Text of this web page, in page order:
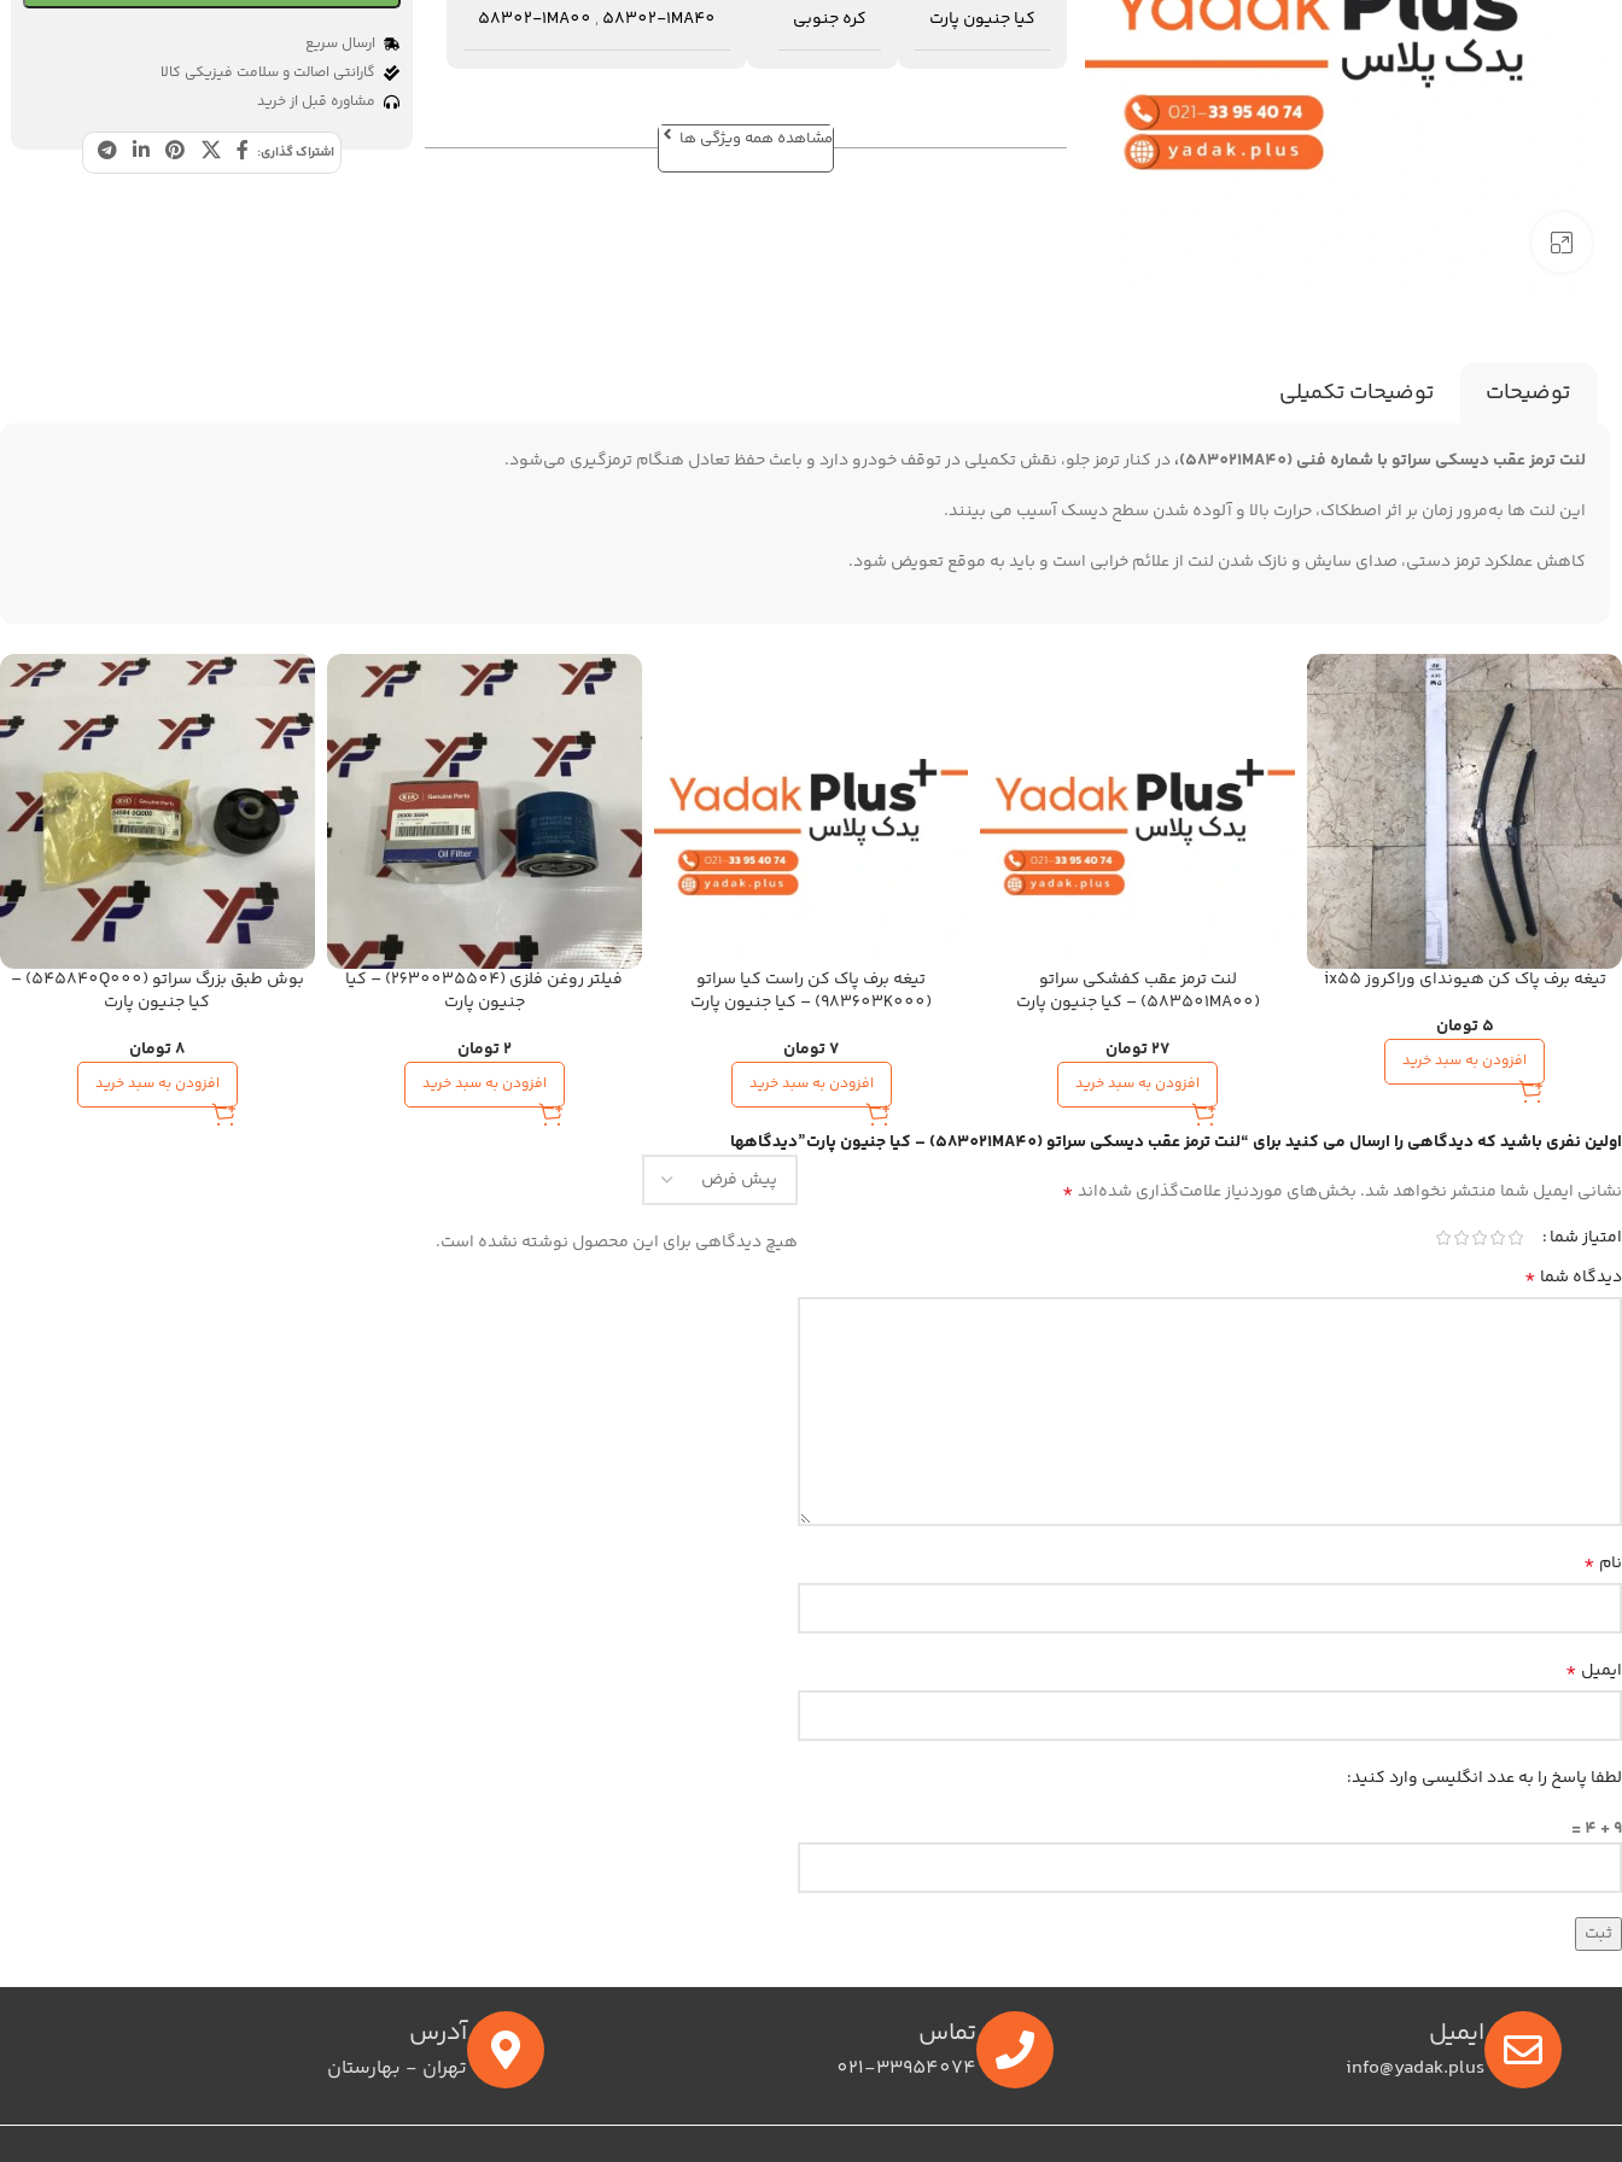
کیا جنیون پارت کره جنوبی 58302-1MA00 , 58302-1MA40
مشاهده همه ویژگی ها
ارسال سریع
گارانتی اصالت و سلامت فیزیکی کالا
مشاوره قبل از خرید
اشتراک گذاری:
توضیحات توضیحات تکمیلی
لنت ترمز عقب دیسکی سراتو با شماره فنی (583021MA40)،
در کنار ترمز جلو، نقش تکمیلی در توقف خودرو دارد و باعث حفظ تعادل هنگام ترمزگیری می‌شود.
این لنت‌ ها به‌مرور زمان بر اثر اصطکاک، حرارت بالا و آلوده شدن سطح دیسک آسیب می‌ بینند.
کاهش عملکرد ترمز دستی، صدای سایش و نازک شدن لنت از علائم خرابی است و باید به‌ موقع تعویض شود.
تیغه برف پاک کن هیوندای وراکروز ix55
5 تومان
افزودن به سبد خرید
لنت ترمز عقب کفشکی سراتو
(583501MA00) – کیا جنیون پارت
27تومان
افزودن به سبد خرید
تیغه برف پاک کن راست کیا سراتو
(983603K000) – کیا جنیون پارت
7تومان
افزودن به سبد خرید
فیلتر روغن فلزی (2630035504) – کیا
جنیون پارت
2تومان
افزودن به سبد خرید
بوش طبق بزرگ سراتو (545840Q000) –
کیا جنیون پارت
8تومان
افزودن به سبد خرید
دیدگاهها
هیچ دیدگاهی برای این محصول نوشته نشده است.
اولین نفری باشید که دیدگاهی را ارسال می کنید برای “لنت ترمز عقب دیسکی سراتو (583021MA40) – کیا جنیون پارت”
نشانی ایمیل شما منتشر نخواهد شد. بخش‌های موردنیاز علامت‌گذاری شده‌اند*
امتیاز شما
دیدگاه شما *
نام *
ایمیل *
لطفا پاسخ را به عدد انگلیسی وارد کنید:
9 + 4 =
ایمیل
info@yadak.plus
تماس
021-33954074
آدرس
تهران - بهارستان